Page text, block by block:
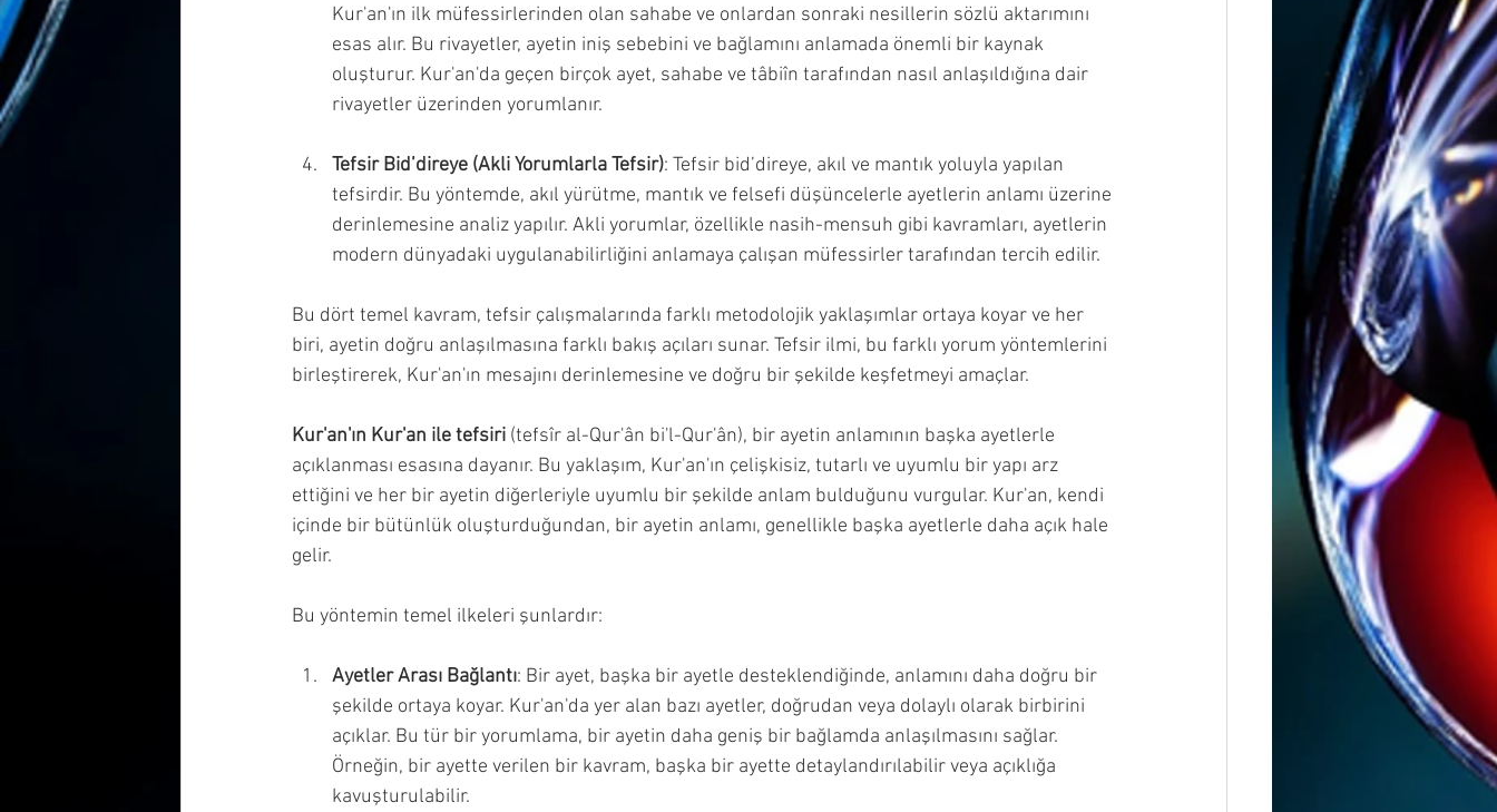
Kur'an'ın ilk müfessirlerinden olan sahabe ve onlardan sonraki nesillerin sözlü aktarımını
esas alır. Bu rivayetler, ayetin iniş sebebini ve bağlamını anlamada önemli bir kaynak
oluşturur. Kur'an'da geçen birçok ayet, sahabe ve tâbiîn tarafından nasıl anlaşıldığına dair
rivayetler üzerinden yorumlanır.
Tefsir Bid’direye (Akli Yorumlarla Tefsir): Tefsir bid’direye, akıl ve mantık yoluyla yapılan
tefsirdir. Bu yöntemde, akıl yürütme, mantık ve felsefi düşüncelerle ayetlerin anlamı üzerine
derinlemesine analiz yapılır. Akli yorumlar, özellikle nasih-mensuh gibi kavramları, ayetlerin
modern dünyadaki uygulanabilirliğini anlamaya çalışan müfessirler tarafından tercih edilir.
Bu dört temel kavram, tefsir çalışmalarında farklı metodolojik yaklaşımlar ortaya koyar ve her
biri, ayetin doğru anlaşılmasına farklı bakış açıları sunar. Tefsir ilmi, bu farklı yorum yöntemlerini
birleştirerek, Kur'an'ın mesajını derinlemesine ve doğru bir şekilde keşfetmeyi amaçlar.
Kur'an'ın Kur'an ile tefsiri (tefsîr al-Qur'ân bi'l-Qur'ân), bir ayetin anlamının başka ayetlerle
açıklanması esasına dayanır. Bu yaklaşım, Kur'an'ın çelişkisiz, tutarlı ve uyumlu bir yapı arz
ettiğini ve her bir ayetin diğerleriyle uyumlu bir şekilde anlam bulduğunu vurgular. Kur'an, kendi
içinde bir bütünlük oluşturduğundan, bir ayetin anlamı, genellikle başka ayetlerle daha açık hale
gelir.
Bu yöntemin temel ilkeleri şunlardır:
Ayetler Arası Bağlantı: Bir ayet, başka bir ayetle desteklendiğinde, anlamını daha doğru bir
şekilde ortaya koyar. Kur'an'da yer alan bazı ayetler, doğrudan veya dolaylı olarak birbirini
açıklar. Bu tür bir yorumlama, bir ayetin daha geniş bir bağlamda anlaşılmasını sağlar.
Örneğin, bir ayette verilen bir kavram, başka bir ayette detaylandırılabilir veya açıklığa
kavuşturulabilir.